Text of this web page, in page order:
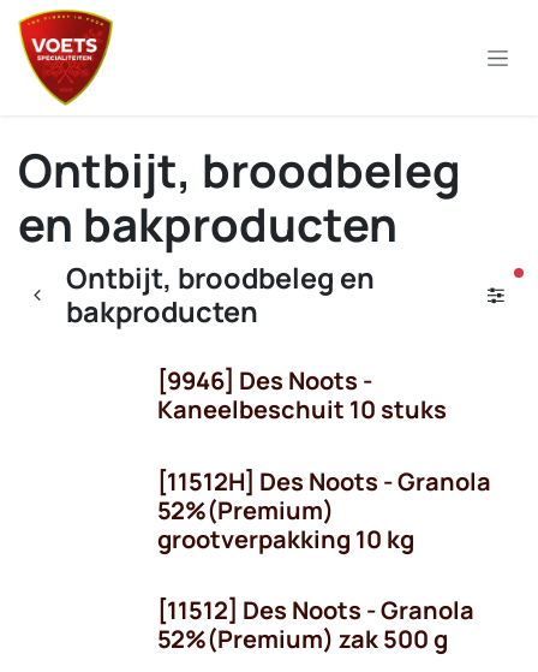
Overslaan naar inhoud
Ontbijt, broodbeleg
en bakproducten
Ontbijt, broodbeleg en
bakproducten
[9946] Des Noots -
Kaneelbeschuit 10 stuks
[11512H] Des Noots - Granola
52%(Premium)
grootverpakking 10 kg
[11512] Des Noots - Granola
52%(Premium) zak 500 g